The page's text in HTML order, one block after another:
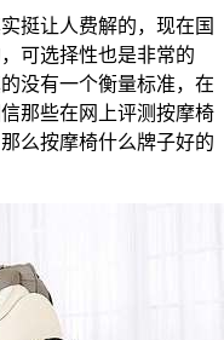
挺让人费解的，现在国
可选择性也是非常的
没有一个衡量标准，在
那些在网上评测按摩椅
么按摩椅什么牌子好的